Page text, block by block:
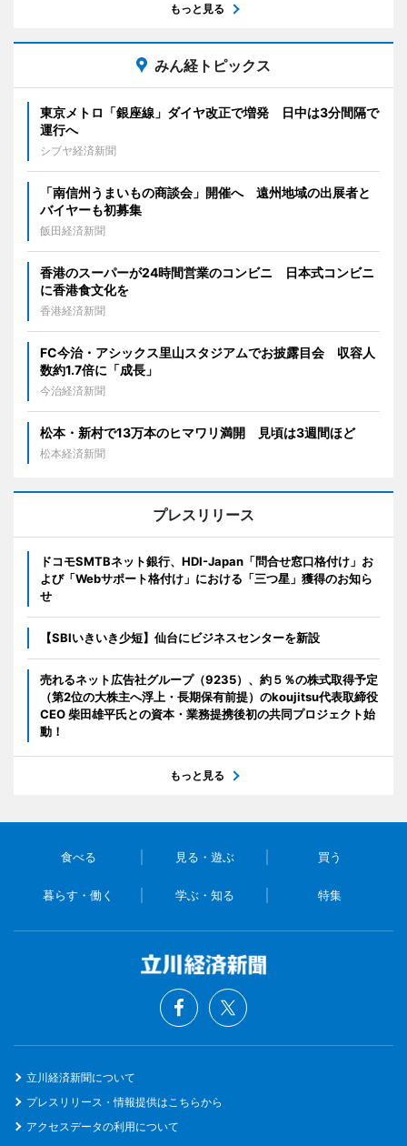
もっと見る
みん経トピックス
東京メトロ「銀座線」ダイヤ改正で増発 日中は3分間隔で
運行へ
シブヤ経済新聞
「南信州うまいもの商談会」開催へ 遠州地域の出展者と
バイヤーも初募集
飯田経済新聞
香港のスーパーが24時間営業のコンビニ 日本式コンビニ
に香港食文化を
香港経済新聞
FC今治・アシックス里山スタジアムでお披露目会 収容人
数約1.7倍に「成長」
今治経済新聞
松本・新村で13万本のヒマワリ満開 見頃は3週間ほど
松本経済新聞
プレスリリース
ドコモSMTBネット銀行、HDI-Japan「問合せ窓口格付け」お
よび「Webサポート格付け」における「三つ星」獲得のお知ら
せ
【SBIいきいき少短】仙台にビジネスセンターを新設
売れるネット広告社グループ（9235）、約５％の株式取得予定
（第2位の大株主へ浮上・長期保有前提）のkoujitsu代表取締役
CEO 柴田雄平氏との資本・業務提携後初の共同プロジェクト始
動！
もっと見る
食べる 見る・遊ぶ 買う
暮らす・働く 学ぶ・知る 特集
立川経済新聞について
プレスリリース・情報提供はこちらから
アクセスデータの利用について